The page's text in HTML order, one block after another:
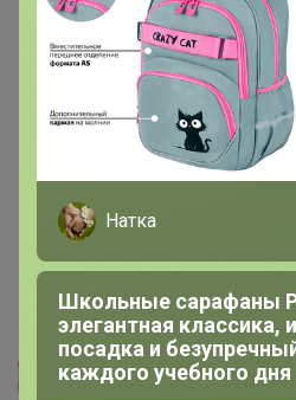
200
Натка
Школьные сарафаны
элегантная классика,
посадка и
каждого учебного дня